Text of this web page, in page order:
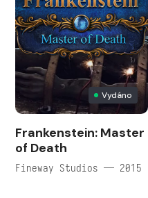
Vydáno
Frankenstein: Master
of Death
Fineway Studios — 2015